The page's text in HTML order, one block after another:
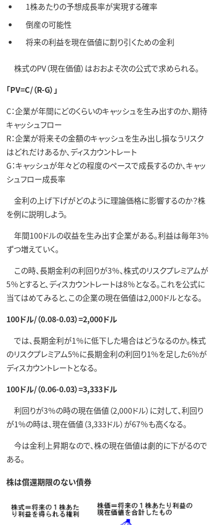
1株あたりの予想成長率が実現する確率
倒産の可能性
将来の利益を現在価値に割り引くための金利
株式のPV（現在価値）はおおよそ次の公式で求められる。
「PV=C/（R-G）」
C：企業が年間にどのくらいのキャッシュを生み出すのか、期待
キャッシュフロー
R：企業が将来その金額のキャッシュを生み出し損なうリスク
はどれだけあるか、ディスカウントレート
G：キャッシュが年々どの程度のペースで成長するのか、キャッ
シュフロー成長率
金利の上げ下げがどのように理論価格に影響するのか？株
を例に説明しよう。
年間100ドルの収益を生み出す企業がある。利益は毎年3％
ずつ増えていく。
この時、長期金利の利回りが3％、株式のリスクプレミアムが
5％とすると、ディスカウントレートは8％となる。これを公式に
当てはめてみると、この企業の現在価値は2,000ドルとなる。
100ドル/（0.08-0.03）=2,000ドル
では、長期金利が1％に低下した場合はどうなるのか。株式
のリスクプレミアム5%に長期金利の利回り1%を足した6%が
ディスカウントレートとなる。
100ドル/（0.06-0.03）=3,333ドル
利回りが3％の時の現在価値（2,000ドル）に対して、利回り
が1%の時は、現在価値（3,333ドル）が67％も高くなる。
今は金利上昇期なので、株の現在価値は劇的に下がるので
ある。
株は償還期限のない債券